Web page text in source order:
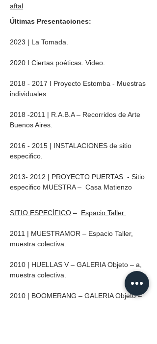
aftal
Últimas Presentaciones:
2023 | La Tomada.
2020 I Ciertas poéticas. Video.
2018 - 2017 I Proyecto Estomba - Muestras
individuales.
2018 -2011 | R.A.B.A – Recorridos de Arte
Buenos Aires.
2016 - 2015 | INSTALACIONES de sitio
especifico.
2013- 2012 | PROYECTO PUERTAS - Sitio
especifico MUESTRA – Casa Matienzo
SITIO ESPECÍFICO – Espacio Taller ​
2011 | MUESTRAMOR – Espacio Taller,
muestra colectiva.
2010 | HUELLAS V – GALERIA Objeto – a,
muestra colectiva.
2010 | BOOMERANG – GALERIA Objeto –